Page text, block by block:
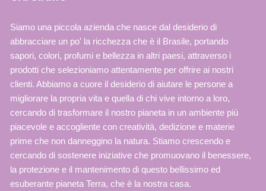
Siamo una piccola azienda che nasce dal desiderio di
abbracciare un po' la ricchezza che è il Brasile, portando
sapori, colori, profumi e bellezza in altri paesi, attraverso i
prodotti che selezioniamo attentamente per offrire ai nostri
clienti. Abbiamo a cuore il desiderio di aiutare le persone a
migliorare la propria vita e quella di chi vive intorno a loro,
cercando di trasformare il nostro pianeta in un ambiente più
piacevole e accogliente con creatività, dedizione e materie
prime che non danneggino la natura. Stiamo crescendo e
cercando di sostenere iniziative che promuovano il benessere,
la protezione e il mantenimento di questo bellissimo ed
esuberante pianeta Terra, che è la nostra casa.